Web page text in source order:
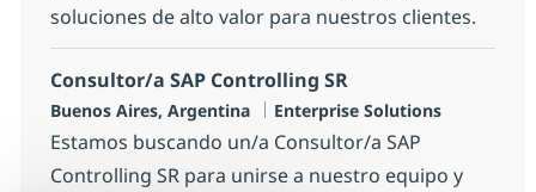
soluciones de alto valor para nuestros clientes.
Consultor/a SAP Controlling SR
Location
Buenos Aires, Argentina Category
Enterprise Solutions
Estamos buscando un/a Consultor/a SAP
Controlling SR para unirse a nuestro equipo y